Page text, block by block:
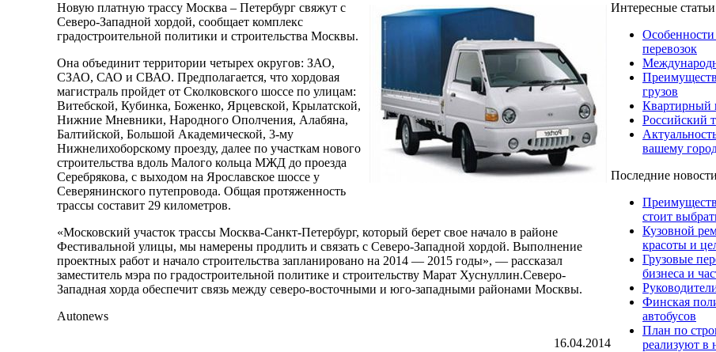
Новую платную трассу Москва – Петербург свяжут с
Северо-Западной хордой, сообщает комплекс
градостроительной политики и строительства Москвы.
Она объединит территории четырех округов: ЗАО,
СЗАО, САО и СВАО. Предполагается, что хордовая
магистраль пройдет от Сколковского шоссе по улицам:
Витебской, Кубинка, Боженко, Ярцевской, Крылатской,
Нижние Мневники, Народного Ополчения, Алабяна,
Балтийской, Большой Академической, 3-му
Нижнелихоборскому проезду, далее по участкам нового
строительства вдоль Малого кольца МЖД до проезда
Серебрякова, с выходом на Ярославское шоссе у
Северянинского путепровода. Общая протяженность
трассы составит 29 километров.
«Московский участок трассы Москва-Санкт-Петербург, который берет свое начало в районе
Фестивальной улицы, мы намерены продлить и связать с Северо-Западной хордой. Выполнение
проектных работ и начало строительства запланировано на 2014 — 2015 годы», — рассказал
заместитель мэра по градостроительной политике и строительству Марат Хуснуллин.Северо-
Западная хорда обеспечит связь между северо-восточными и юго-западными районами Москвы.
Autonews
16.04.2014
Интересные статьи
перевозок
грузов
Квартирный
Российский
вашему
Последние новости
стоит
Кузовной
красоты и
Грузовые
бизнеса и
Финская
автобусов
План по
реализуют в